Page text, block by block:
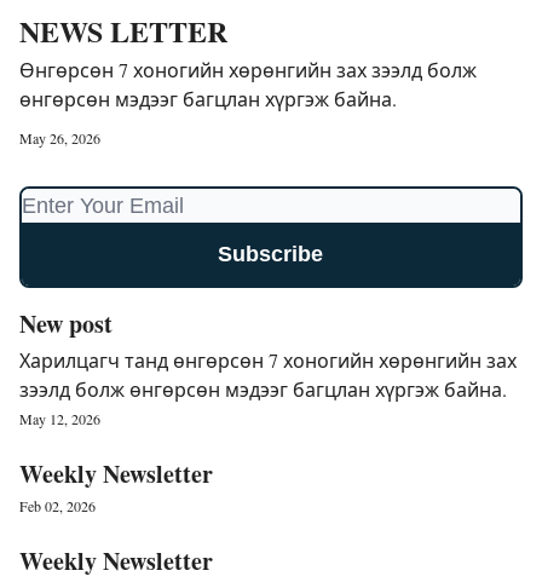
NEWS LETTER
Өнгөрсөн 7 хоногийн хөрөнгийн зах зээлд болж
өнгөрсөн мэдээг багцлан хүргэж байна.
May 26, 2026
New post
Харилцагч танд өнгөрсөн 7 хоногийн хөрөнгийн зах
зээлд болж өнгөрсөн мэдээг багцлан хүргэж байна.
May 12, 2026
Weekly Newsletter
Feb 02, 2026
Weekly Newsletter